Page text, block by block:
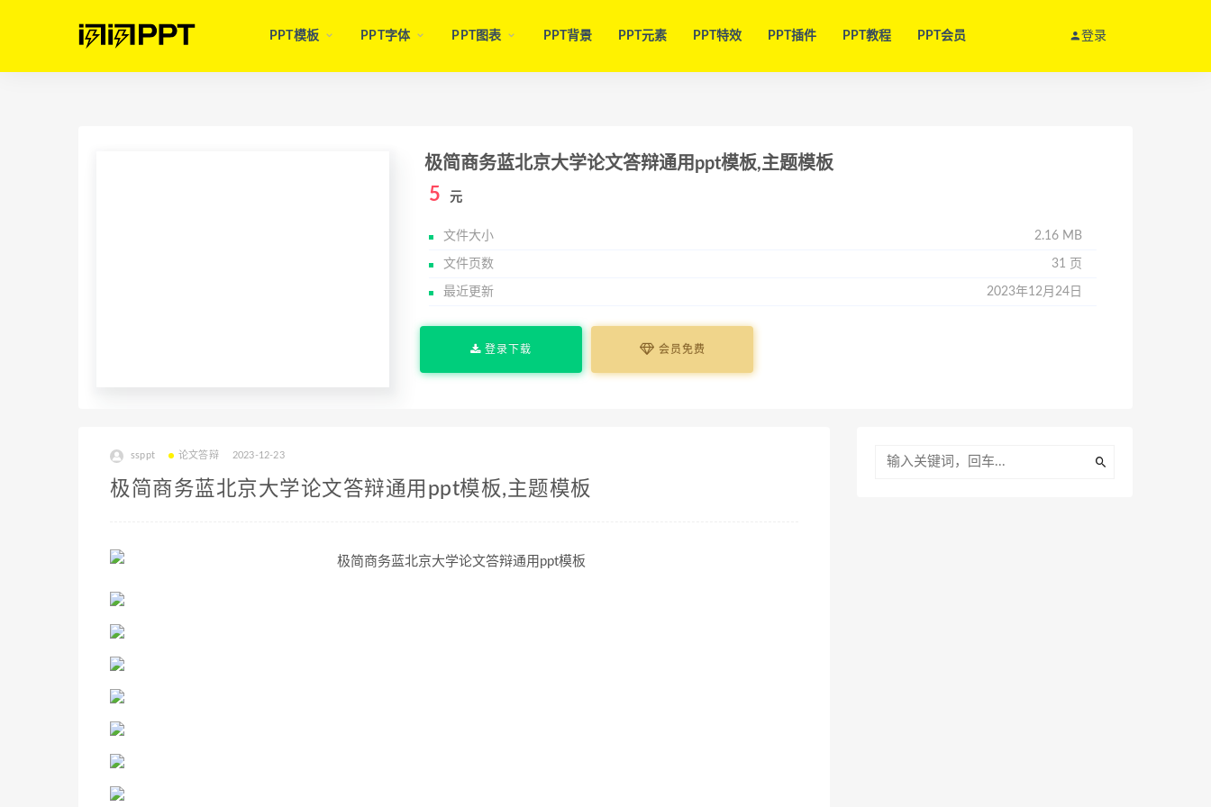
PPT模板 PPT字体 PPT图表 PPT背景 PPT元素 PPT特效 PPT插件 PPT教程 PPT会员 登录
极简商务蓝北京大学论文答辩通用ppt模板,主题模板
5 元
文件大小 2.16 MB
文件页数 31 页
最近更新 2023年12月24日
登录下载 会员免费
ssppt 论文答辩 2023-12-23
极简商务蓝北京大学论文答辩通用ppt模板,主题模板